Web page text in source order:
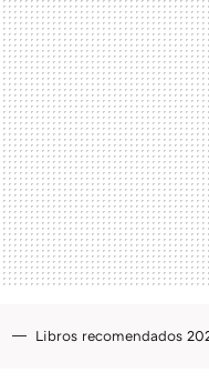
Libros recomendados